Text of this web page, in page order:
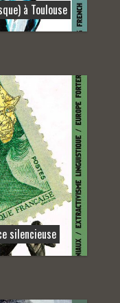
à Toulouse
silencieuse